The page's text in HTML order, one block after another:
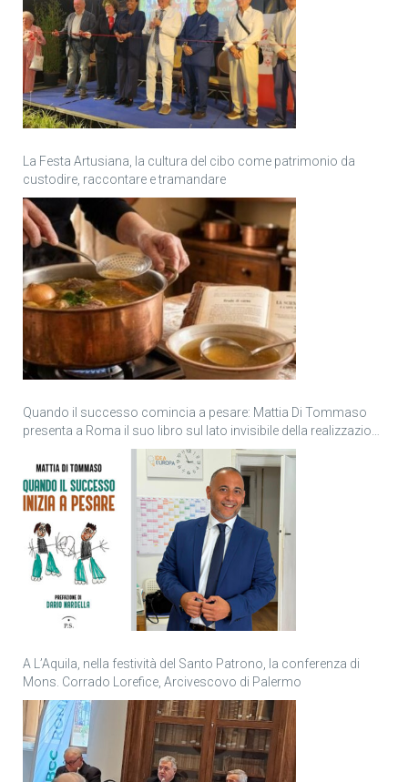
La Festa Artusiana, la cultura del cibo come patrimonio da
custodire, raccontare e tramandare
Quando il successo comincia a pesare: Mattia Di Tommaso
presenta a Roma il suo libro sul lato invisibile della realizzazione
A L’Aquila, nella festività del Santo Patrono, la conferenza di
Mons. Corrado Lorefice, Arcivescovo di Palermo